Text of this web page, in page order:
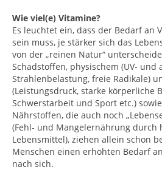
Wie viel(e) Vitamine?
Es leuchtet ein, dass der Bedarf an
sein muss, je stärker sich das
von der „reinen Natur“
Schadstoffen, physischem (UV- und
Strahlenbelastung, freie Radikale)
(Leistungsdruck, starke körperliche
Schwerstarbeit und Sport etc.)
Nährstoffen, die auch noch
(Fehl- und Mangelernährung durch
Lebensmittel), ziehen allein schon
Menschen einen erhöhten Bedarf
nach sich.